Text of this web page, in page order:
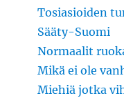
Tosiasioiden
Sääty-Suomi
Normaalit
Mikä ei ole
Miehiä jotka